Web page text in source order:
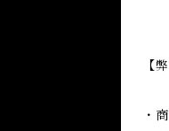
【
・